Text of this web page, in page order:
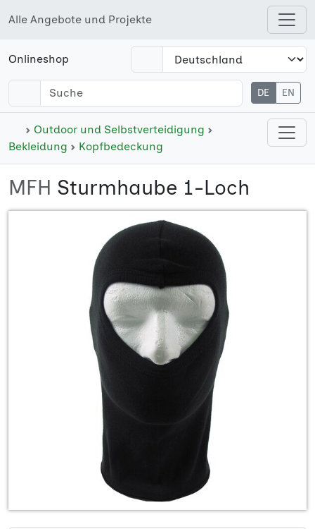
Alle Angebote und Projekte
Open shops menu
Onlineshop
DE EN
Outdoor und Selbstverteidigung
Bekleidung
Kopfbedeckung
Open
MFH Sturmhaube 1-Loch